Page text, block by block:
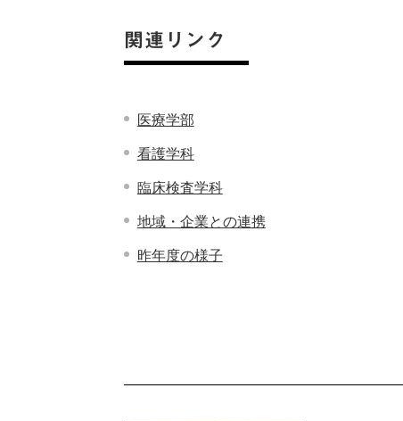
関連リンク
医療学部
看護学科
臨床検査学科
地域・企業との連携
昨年度の様子